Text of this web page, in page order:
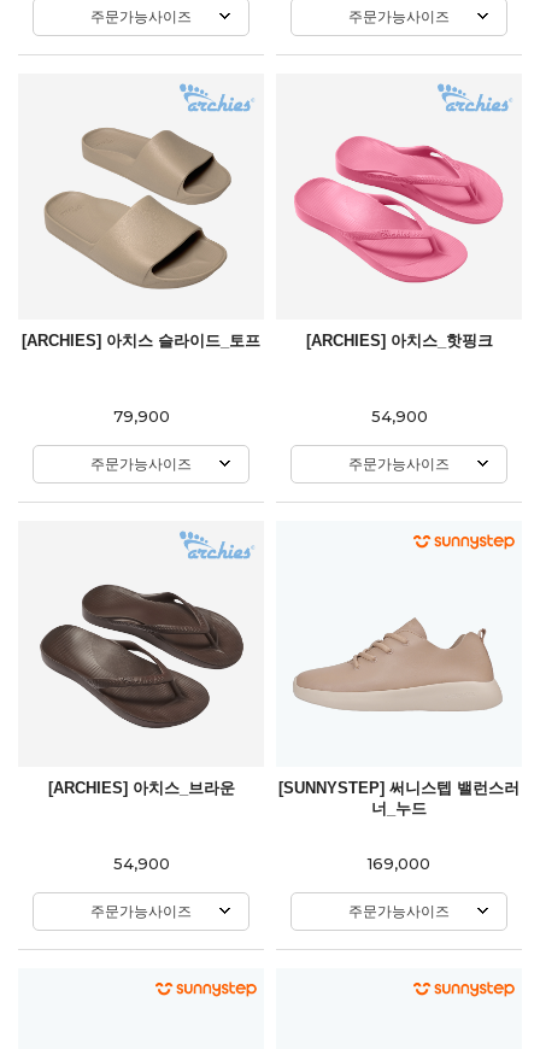
주문가능사이즈 주문가능사이즈
[ARCHIES] 아치스 슬라이드_토프
79,900
주문가능사이즈
[ARCHIES] 아치스_핫핑크
54,900
주문가능사이즈
[ARCHIES] 아치스_브라운
54,900
주문가능사이즈
[SUNNYSTEP] 써니스텝 밸런스러
너_누드
169,000
주문가능사이즈